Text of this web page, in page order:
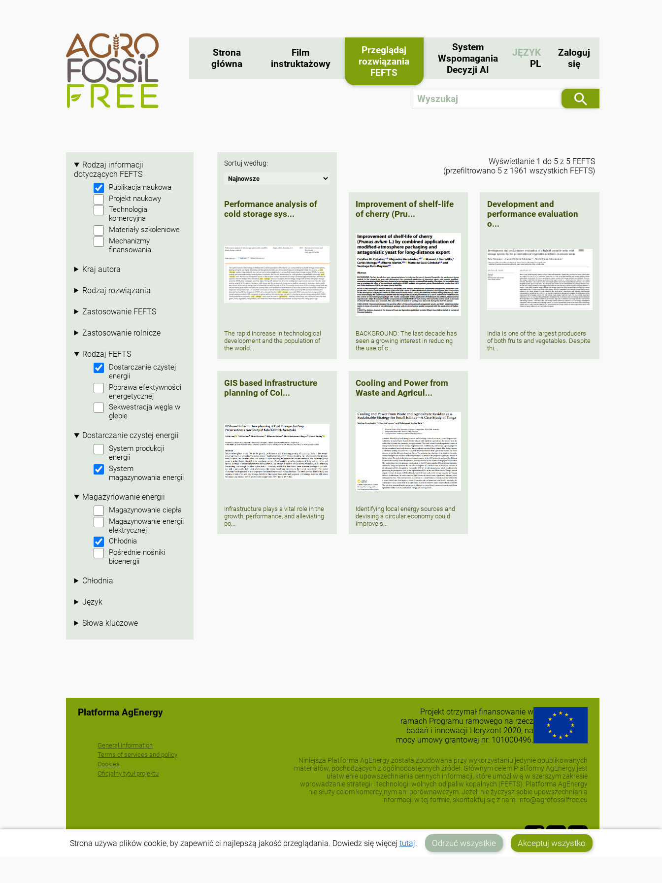
Strona
główna
Film
instruktażowy
Przeglądaj
rozwiązania
FEFTS
System
Wspomagania
Decyzji AI
JĘZYK
PL
Zaloguj
się
Rodzaj informacji
dotyczących FEFTS
Publikacja naukowa
Projekt naukowy
Technologia
komercyjna
Materiały szkoleniowe
Mechanizmy
finansowania
Kraj autora
Rodzaj rozwiązania
Zastosowanie FEFTS
Zastosowanie rolnicze
Rodzaj FEFTS
Dostarczanie czystej
energii
Poprawa efektywności
energetycznej
Sekwestracja węgla w
glebie
Dostarczanie czystej energii
System produkcji
energii
System
magazynowania energii
Magazynowanie energii
Magazynowanie ciepła
Magazynowanie energii
elektrycznej
Chłodnia
Pośrednie nośniki
bioenergii
Chłodnia
Język
Słowa kluczowe
Sortuj według:
Wyświetlanie 1 do 5 z 5 FEFTS
(przefiltrowano 5 z 1961 wszystkich FEFTS)
Performance analysis of
cold storage sys...
The rapid increase in technological
development and the population of
the world...
Improvement of shelf-life
of cherry (Pru...
BACKGROUND: The last decade has
seen a growing interest in reducing
the use of c...
Development and
performance evaluation
o...
India is one of the largest producers
of both fruits and vegetables. Despite
thi...
GIS based infrastructure
planning of Col...
Infrastructure plays a vital role in the
growth, performance, and alleviating
po...
Cooling and Power from
Waste and Agricul...
Identifying local energy sources and
devising a circular economy could
improve s...
Platforma AgEnergy
General Information
Terms of services and policy
Cookies
Oficjalny tytuł projektu
Projekt otrzymał finansowanie w
ramach Programu ramowego na rzecz
badań i innowacji Horyzont 2020, na
mocy umowy grantowej nr: 101000496.
Niniejsza Platforma AgEnergy została zbudowana przy wykorzystaniu jedynie opublikowanych
materiałów, pochodzących z ogólnodostępnych źródeł. Głównym celem Platformy AgEnergy jest
ułatwienie upowszechniania cennych informacji, które umożliwią w szerszym zakresie
wprowadzanie strategii i technologii wolnych od paliw kopalnych (FEFTS). Platforma AgEnergy
nie służy celom komercyjnym ani porównawczym. Jeżeli nie życzysz sobie upowszechniania
informacji w tej formie, skontaktuj się z nami info@agrofossilfree.eu
Utworzono przez
Strona używa plików cookie, by zapewnić ci najlepszą jakość przeglądania. Dowiedz się więcej tutaj. Odrzuć wszystkie Akceptuj wszystko